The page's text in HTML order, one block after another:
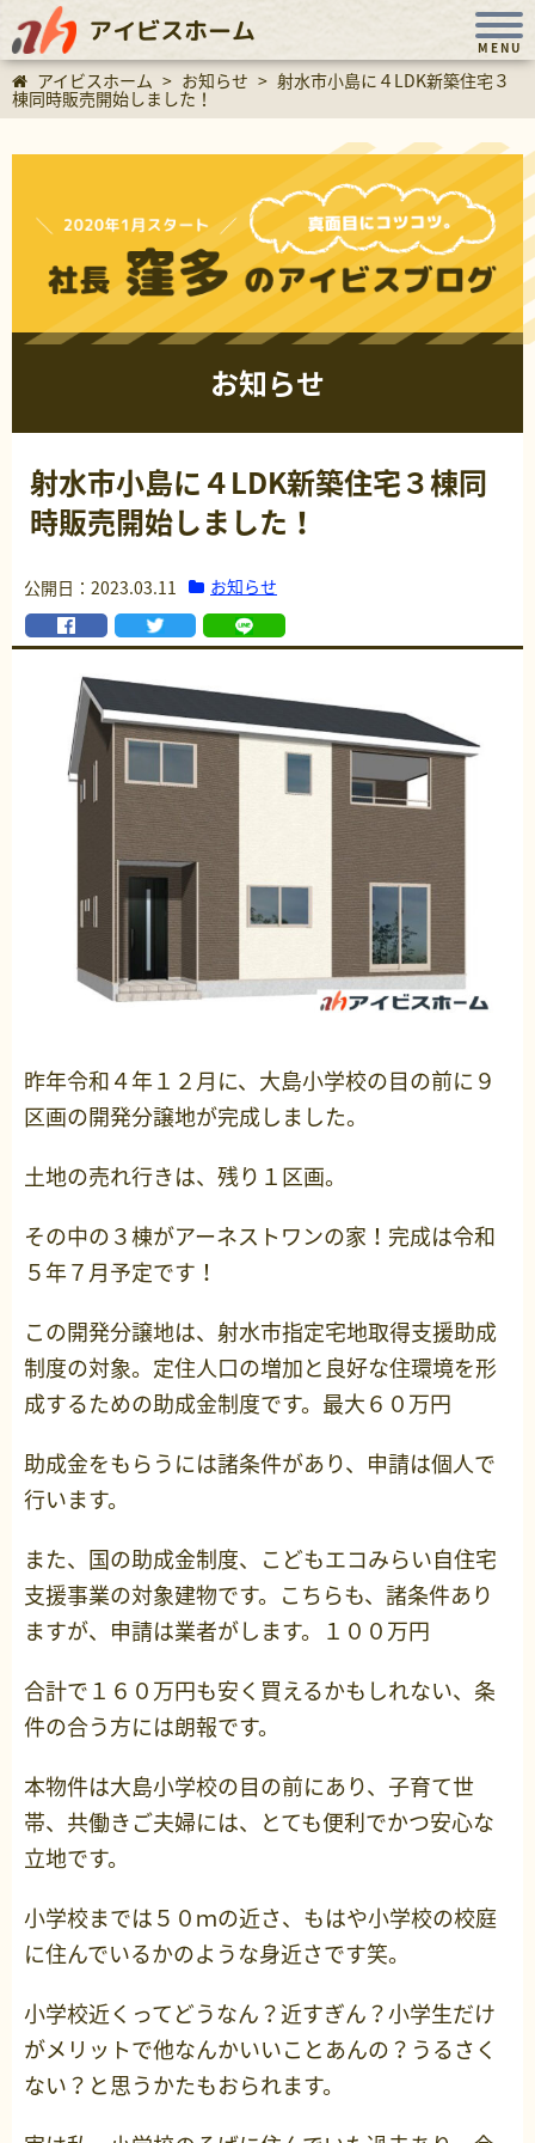
アイビスホーム
MENU
アイビスホーム > お知らせ > 射水市小島に４LDK新築住宅３
棟同時販売開始しました！
お知らせ
射水市小島に４LDK新築住宅３棟同
時販売開始しました！
公開日：2023.03.11 お知らせ
昨年令和４年１２月に、大島小学校の目の前に９
区画の開発分譲地が完成しました。
土地の売れ行きは、残り１区画。
その中の３棟がアーネストワンの家！完成は令和
５年７月予定です！
この開発分譲地は、射水市指定宅地取得支援助成
制度の対象。定住人口の増加と良好な住環境を形
成するための助成金制度です。最大６０万円
助成金をもらうには諸条件があり、申請は個人で
行います。
また、国の助成金制度、こどもエコみらい自住宅
支援事業の対象建物です。こちらも、諸条件あり
ますが、申請は業者がします。１００万円
合計で１６０万円も安く買えるかもしれない、条
件の合う方には朗報です。
本物件は大島小学校の目の前にあり、子育て世
帯、共働きご夫婦には、とても便利でかつ安心な
立地です。
小学校までは５０ｍの近さ、もはや小学校の校庭
に住んでいるかのような身近さです笑。
小学校近くってどうなん？近すぎん？小学生だけ
がメリットで他なんかいいことあんの？うるさく
ない？と思うかたもおられます。